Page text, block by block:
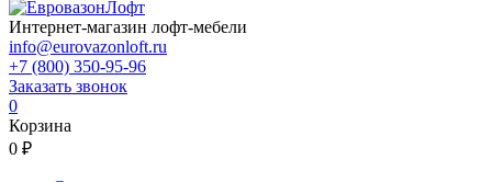
Интернет-магазин лофт-мебели
info@eurovazonloft.ru
+7 (800) 350-95-96
Заказать звонок
0
Корзина
0 ₽